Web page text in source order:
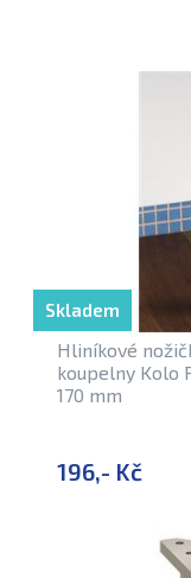
Hliníkové
koupelny Kolo
170 mm
196,- Kč
Skladem